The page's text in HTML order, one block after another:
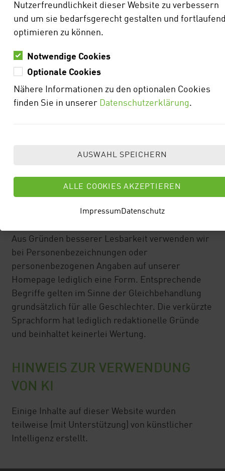
Weitere Fotos sind Eigentum des Maschinenrings
(WBK, MIA) bzw. sind von Vertragspartnern zur
Verfügung gestellt:
K-Drones, Koppenhagen Agrarservice, Plendl
Lenksysteme, Frey Agrar, NE-Service, Blersch
Maschinenring Schwarzwald-Baar, ZIMMERMANN
PV-Steel Group GmbH & Co.
HINWEIS ZUR VERWENDUNG
DER PERSONENFORM
Aus Gründen besserer Lesbarkeit verwenden wir
bei Personenbezeichnungen oder
personenbezogenen Angaben auf unserer
Homepage lediglich eine Form. Entsprechende
Begriffe gelten im Sinne der Gleichbehandlung
grundsätzlich für alle Geschlechter. Die verkürzte
Sprachform hat lediglich redaktionelle Gründe
und beinhaltet keinerlei Wertung.
HINWEIS ZUR VERWENDUNG
VON KI
Einige Inhalte auf dieser Website wurden
teilweise (mit Unterstützung) von künstlicher
Intelligenz erstellt.
Nutzerfreundlichkeit dieser Website zu verbessern
und um sie bedarfsgerecht gestalten und
optimieren zu können.
Notwendige Cookies
Optionale Cookies
Nähere Informationen zu den optionalen Cookies
finden Sie in unserer Datenschutzerklärung.
ImpressumDatenschutz